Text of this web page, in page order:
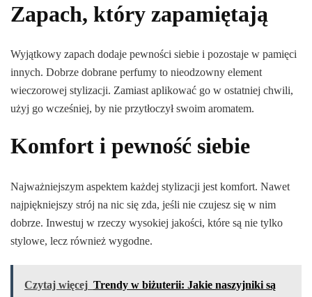
Zapach, który zapamiętają
Wyjątkowy zapach dodaje pewności siebie i pozostaje w pamięci
innych. Dobrze dobrane perfumy to nieodzowny element
wieczorowej stylizacji. Zamiast aplikować go w ostatniej chwili,
użyj go wcześniej, by nie przytłoczył swoim aromatem.
Komfort i pewność siebie
Najważniejszym aspektem każdej stylizacji jest komfort. Nawet
najpiękniejszy strój na nic się zda, jeśli nie czujesz się w nim
dobrze. Inwestuj w rzeczy wysokiej jakości, które są nie tylko
stylowe, lecz również wygodne.
Czytaj więcej Trendy w biżuterii: Jakie naszyjniki są